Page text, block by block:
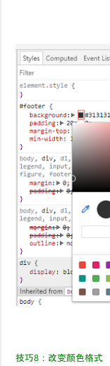
技巧8 ： 改变颜色格式